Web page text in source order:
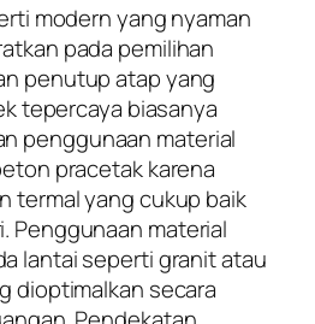
modern yang nyaman
pada pemilihan
penutup atap yang
tepercaya biasanya
penggunaan material
pracetak karena
termal yang cukup baik
Penggunaan material
lantai seperti granit atau
dioptimalkan secara